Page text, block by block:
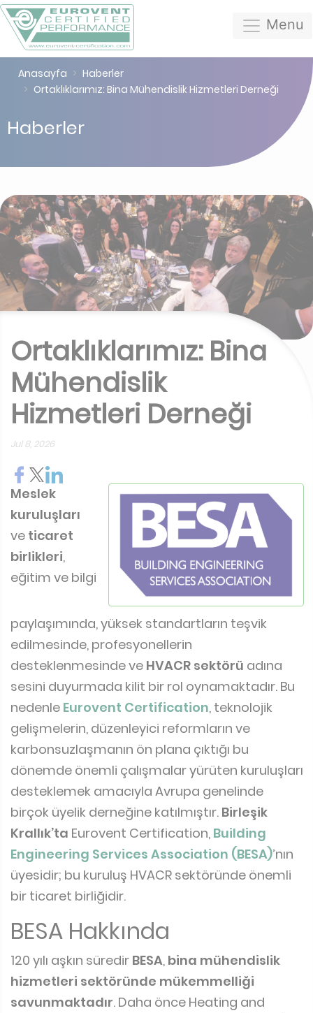
Menu
Anasayfa
Haberler
Ortaklıklarımız: Bina Mühendislik Hizmetleri Derneği
Haberler
Ortaklıklarımız: Bina
Mühendislik
Hizmetleri Derneği
Jul 8, 2026
Meslek
kuruluşları
ve ticaret
birlikleri,
eğitim ve bilgi
paylaşımında, yüksek standartların teşvik
edilmesinde, profesyonellerin
desteklenmesinde ve HVACR sektörü adına
sesini duyurmada kilit bir rol oynamaktadır. Bu
nedenle Eurovent Certification, teknolojik
gelişmelerin, düzenleyici reformların ve
karbonsuzlaşmanın ön plana çıktığı bu
dönemde önemli çalışmalar yürüten kuruluşları
desteklemek amacıyla Avrupa genelinde
birçok üyelik derneğine katılmıştır. Birleşik
Krallık’ta Eurovent Certification, Building
Engineering Services Association (BESA)’nın
üyesidir; bu kuruluş HVACR sektöründe önemli
bir ticaret birliğidir.
BESA Hakkında
120 yılı aşkın süredir BESA, bina mühendislik
hizmetleri sektöründe mükemmelliği
savunmaktadır. Daha önce Heating and